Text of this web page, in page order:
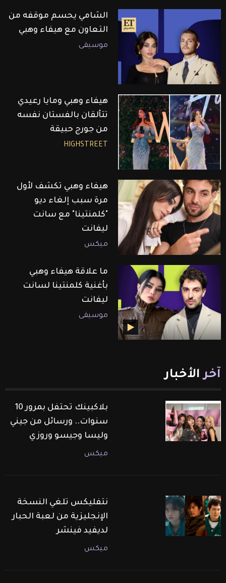
الشامي يحسم موقفه من
التعاون مع هيفاء وهبي
موسيقى
هيفاء وهبي ومايا رعيدي
تتألقان بالفستان نفسه
من جورج حبيقة
HIGHSTREET
هيفاء وهبي تكشف لأول
مرة سبب إلغاء ديو
"كلمنتينا" مع سانت
ليفانت
ميكس
ما علاقة هيفاء وهبي
بأغنية كلمنتينا لسانت
ليفانت
موسيقى
آخر الأخبار
بلاكبينك تحتفل بمرور 10
سنوات.. ورسائل من جيني
وليسا وجيسو وروزي
ميكس
نتفليكس تلغي النسخة
الإنجليزية من لعبة الحبار
لديفيد فينشر
ميكس